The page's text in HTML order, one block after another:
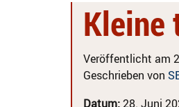
Kleine
Veröffentlicht am
Geschrieben von
Datum:28. Juni